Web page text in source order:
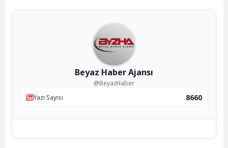
Beyaz Haber Ajansı
@BeyazHaber
Yazı Sayısı
8660